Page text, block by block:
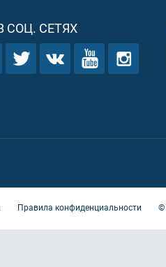
СОЦ. СЕТЯХ
Правила конфиденциальности ©